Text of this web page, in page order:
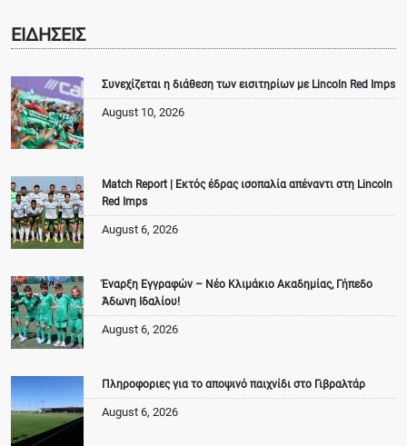
ΕΙΔΗΣΕΙΣ
Συνεχίζεται η διάθεση των εισιτηρίων με Lincoln Red Imps
August 10, 2026
Match Report | Εκτός έδρας ισοπαλία απέναντι στη Lincoln
Red Imps
August 6, 2026
Έναρξη Εγγραφών – Νέο Κλιμάκιο Ακαδημίας, Γήπεδο
Άδωνη Ιδαλίου!
August 6, 2026
Πληροφοριες για το αποψινό παιχνίδι στο Γιβραλτάρ
August 6, 2026